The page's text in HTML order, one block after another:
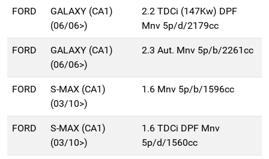
FORD
GALAXY (CA1)
(06/06>)
2.2 TDCi (147Kw) DPF
Mnv 5p/d/2179cc
FORD
GALAXY (CA1)
(06/06>)
2.3 Aut. Mnv 5p/b/2261cc
FORD
S-MAX (CA1)
(03/10>)
1.6 Mnv 5p/b/1596cc
FORD
S-MAX (CA1)
(03/10>)
1.6 TDCi DPF Mnv
5p/d/1560cc